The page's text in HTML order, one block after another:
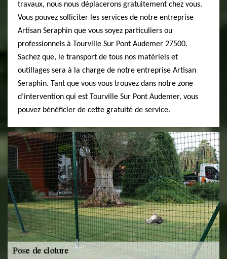
travaux, nous nous déplacerons gratuitement chez vous.
Vous pouvez solliciter les services de notre entreprise
Artisan Seraphin que vous soyez particuliers ou
professionnels à Tourville Sur Pont Audemer 27500.
Sachez que, le transport de tous nos matériels et
outillages sera à la charge de notre entreprise Artisan
Seraphin. Tant que vous vous trouvez dans notre zone
d’intervention qui est Tourville Sur Pont Audemer, vous
pouvez bénéficier de cette gratuité de service.